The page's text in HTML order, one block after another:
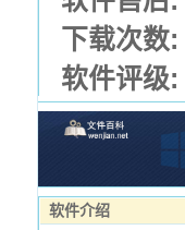
下载次数:
软件评级:
软件介绍